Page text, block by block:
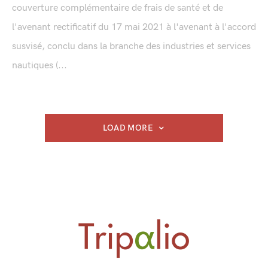
couverture complémentaire de frais de santé et de
l'avenant rectificatif du 17 mai 2021 à l'avenant à l'accord
susvisé, conclu dans la branche des industries et services
nautiques (...
LOAD MORE